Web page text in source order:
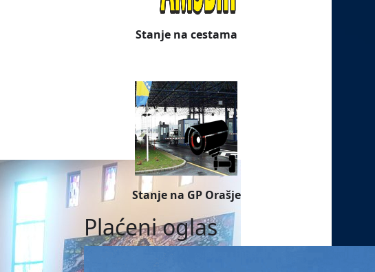
Stanje na cestama
Stanje na GP Orašje
Plaćeni oglas